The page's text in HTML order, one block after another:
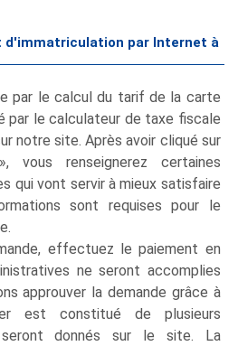
par Internet à
par le calcul du tarif de la carte
par le calculateur de taxe fiscale
notre site. Après avoir cliqué sur
renseignerez certaines
qui vont servir à mieux satisfaire
sont requises pour le
effectuez le paiement en
ne seront accomplies
approuver la demande grâce à
est constitué de plusieurs
donnés sur le site. La